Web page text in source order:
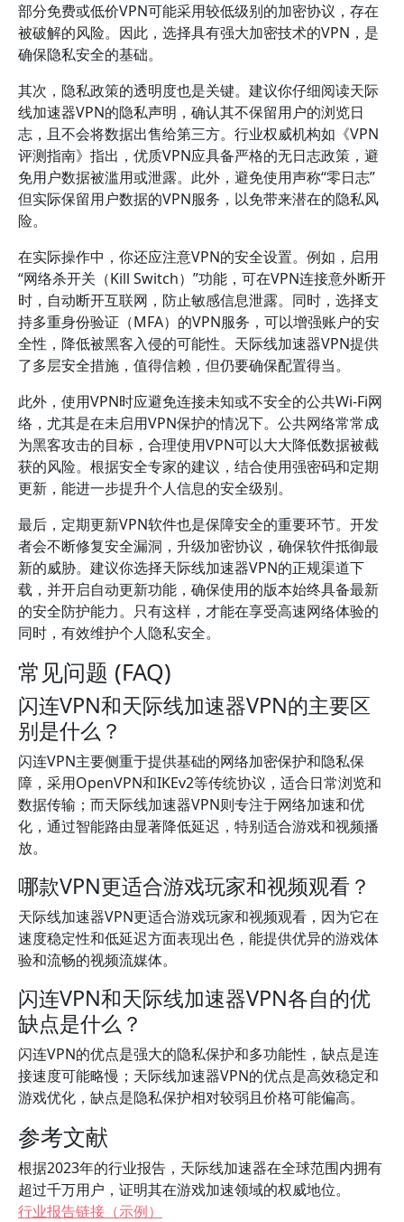
部分免费或低价VPN可能采用较低级别的加密协议，存在
被破解的风险。因此，选择具有强大加密技术的VPN，是
确保隐私安全的基础。
其次，隐私政策的透明度也是关键。建议你仔细阅读天际
线加速器VPN的隐私声明，确认其不保留用户的浏览日
志，且不会将数据出售给第三方。行业权威机构如《VPN
评测指南》指出，优质VPN应具备严格的无日志政策，避
免用户数据被滥用或泄露。此外，避免使用声称“零日志”
但实际保留用户数据的VPN服务，以免带来潜在的隐私风
险。
在实际操作中，你还应注意VPN的安全设置。例如，启用
“网络杀开关（Kill Switch）”功能，可在VPN连接意外断开
时，自动断开互联网，防止敏感信息泄露。同时，选择支
持多重身份验证（MFA）的VPN服务，可以增强账户的安
全性，降低被黑客入侵的可能性。天际线加速器VPN提供
了多层安全措施，值得信赖，但仍要确保配置得当。
此外，使用VPN时应避免连接未知或不安全的公共Wi-Fi网
络，尤其是在未启用VPN保护的情况下。公共网络常常成
为黑客攻击的目标，合理使用VPN可以大大降低数据被截
获的风险。根据安全专家的建议，结合使用强密码和定期
更新，能进一步提升个人信息的安全级别。
最后，定期更新VPN软件也是保障安全的重要环节。开发
者会不断修复安全漏洞，升级加密协议，确保软件抵御最
新的威胁。建议你选择天际线加速器VPN的正规渠道下
载，并开启自动更新功能，确保使用的版本始终具备最新
的安全防护能力。只有这样，才能在享受高速网络体验的
同时，有效维护个人隐私安全。
常见问题 (FAQ)
闪连VPN和天际线加速器VPN的主要区
别是什么？
闪连VPN主要侧重于提供基础的网络加密保护和隐私保
障，采用OpenVPN和IKEv2等传统协议，适合日常浏览和
数据传输；而天际线加速器VPN则专注于网络加速和优
化，通过智能路由显著降低延迟，特别适合游戏和视频播
放。
哪款VPN更适合游戏玩家和视频观看？
天际线加速器VPN更适合游戏玩家和视频观看，因为它在
速度稳定性和低延迟方面表现出色，能提供优异的游戏体
验和流畅的视频流媒体。
闪连VPN和天际线加速器VPN各自的优
缺点是什么？
闪连VPN的优点是强大的隐私保护和多功能性，缺点是连
接速度可能略慢；天际线加速器VPN的优点是高效稳定和
游戏优化，缺点是隐私保护相对较弱且价格可能偏高。
参考文献
根据2023年的行业报告，天际线加速器在全球范围内拥有
超过千万用户，证明其在游戏加速领域的权威地位。
行业报告链接（示例）